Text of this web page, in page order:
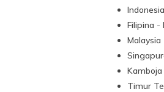
Filipina -
Malaysia
Kamboja
Timur